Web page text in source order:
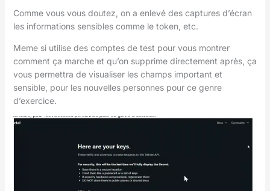
Comme vous vous doutez, on a enlevé des captures d’écran
les informations sensibles comme le token, etc.
Meme si utilise des comptes de test pour vous montrer
comment ça marche et qu’on supprime directement après, ça
vous permettra de visualiser les champs important et
sensible, pour les nouvelles personnes pour ce genre
d’exercice.